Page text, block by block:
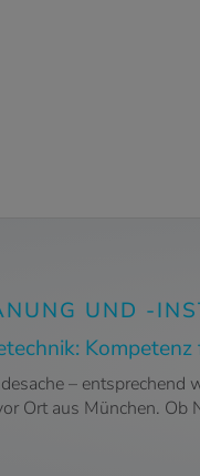
UND -
–
Ort aus München.